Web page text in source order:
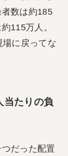
数は約185
115万人。
場に戻ってな
たりの負
だった配置